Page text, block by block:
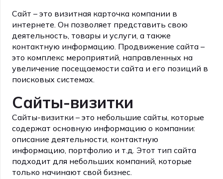
Сайт – это визитная карточка компании в
интернете. Он позволяет представить свою
деятельность, товары и услуги, а также
контактную информацию. Продвижение сайта –
это комплекс мероприятий, направленных на
увеличение посещаемости сайта и его позиций в
поисковых системах.
Сайты-визитки
Сайты-визитки – это небольшие сайты, которые
содержат основную информацию о компании:
описание деятельности, контактную
информацию, портфолио и т.д. Этот тип сайта
подходит для небольших компаний, которые
только начинают свой бизнес.